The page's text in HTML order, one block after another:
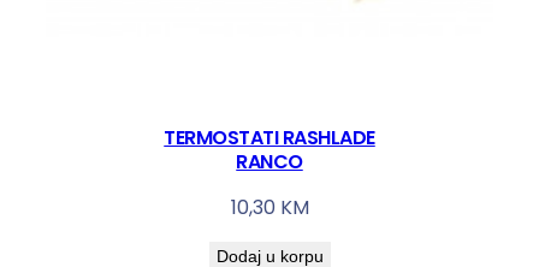
TERMOSTATI RASHLADE
RANCO
10,30 KM
Dodaj u korpu